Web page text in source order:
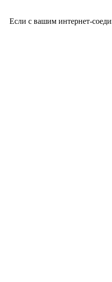
Если с вашим интернет-